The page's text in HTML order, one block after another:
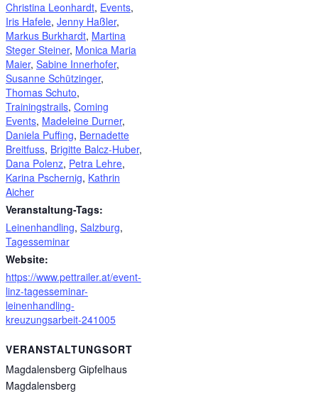
Christina Leonhardt, Events,
Iris Hafele, Jenny Haßler,
Markus Burkhardt, Martina
Steger Steiner, Monica Maria
Maier, Sabine Innerhofer,
Susanne Schützinger,
Thomas Schuto,
Trainingstrails, Coming
Events, Madeleine Durner,
Daniela Puffing, Bernadette
Breitfuss, Brigitte Balcz-Huber,
Dana Polenz, Petra Lehre,
Karina Pschernig, Kathrin
Aicher
Veranstaltung-Tags:
Leinenhandling, Salzburg,
Tagesseminar
Website:
https://www.pettrailer.at/event-
linz-tagesseminar-
leinenhandling-
kreuzungsarbeit-241005
VERANSTALTUNGSORT
Magdalensberg Gipfelhaus
Magdalensberg